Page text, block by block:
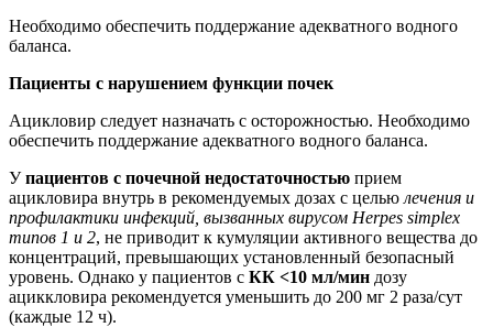
Необходимо обеспечить поддержание адекватного водного
баланса.
Пациенты с нарушением функции почек
Ацикловир следует назначать с осторожностью. Необходимо
обеспечить поддержание адекватного водного баланса.
Упациентов с почечной недостаточностью прием
ацикловира внутрь в рекомендуемых дозах с целью лечения и
профилактики инфекций, вызванных вирусом Herpes simplex
типов 1 и 2, не приводит к кумуляции активного вещества до
концентраций, превышающих установленный безопасный
уровень. Однако у пациентов с КК <10 мл/мин дозу
ациккловира рекомендуется уменьшить до 200 мг 2 раза/сут
(каждые 12 ч).